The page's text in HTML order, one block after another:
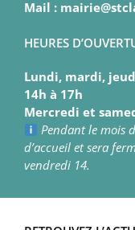
Mail :
HEURES
Lundi, mardi,
14h à 17h
Mercredi et
Pendant le mois
d’accueil et sera
vendredi 14.